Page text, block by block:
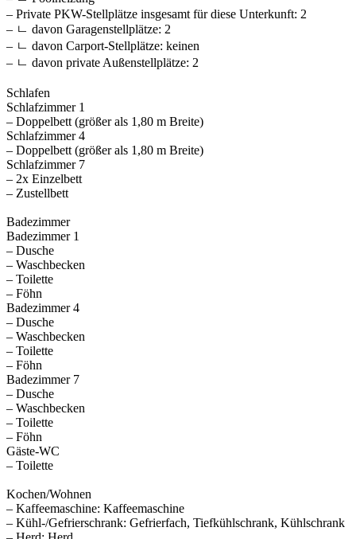
– Private PKW-Stellplätze insgesamt für diese Unterkunft: 2
– ㄴ davon Garagenstellplätze: 2
– ㄴ davon Carport-Stellplätze: keinen
– ㄴ davon private Außen­stellplätze: 2
Schlafen
Schlafzimmer 1
– Doppelbett (größer als 1,80 m Breite)
Schlafzimmer 4
– Doppelbett (größer als 1,80 m Breite)
Schlafzimmer 7
– 2x Einzelbett
– Zustellbett
Badezimmer
Badezimmer 1
– Dusche
– Waschbecken
– Toilette
– Föhn
Badezimmer 4
– Dusche
– Waschbecken
– Toilette
– Föhn
Badezimmer 7
– Dusche
– Waschbecken
– Toilette
– Föhn
Gäste-WC
– Toilette
Kochen/Wohnen
– Kaffeemaschine: Kaffeemaschine
– Kühl-/Gefrierschrank: Gefrierfach, Tiefkühlschrank, Kühlschrank